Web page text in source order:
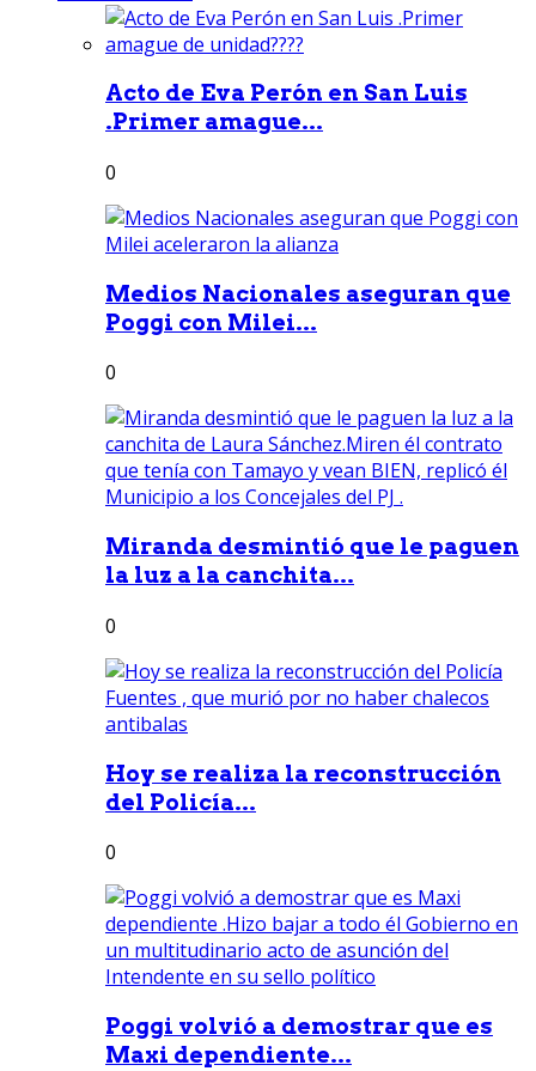
Acto de Eva Perón en San Luis
.Primer amague...
0
Medios Nacionales aseguran que
Poggi con Milei...
0
Miranda desmintió que le paguen
la luz a la canchita...
0
Hoy se realiza la reconstrucción
del Policía...
0
Poggi volvió a demostrar que es
Maxi dependiente...